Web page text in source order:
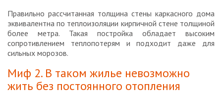
Правильно рассчитанная толщина стены каркасного дома
эквивалентна по теплоизоляции кирпичной стене толщиной
более метра. Такая постройка обладает высоким
сопротивлением теплопотерям и подходит даже для
сильных морозов.
Миф 2. В таком жилье невозможно
жить без постоянного отопления